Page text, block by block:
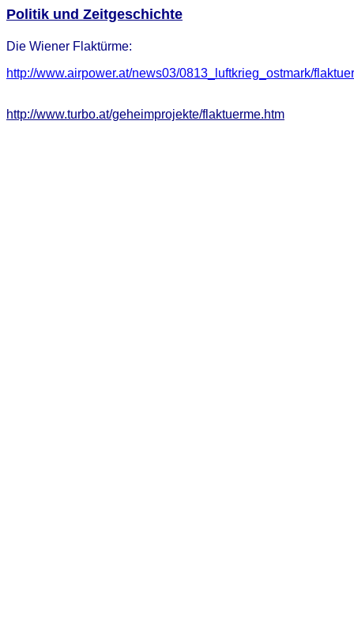
Politik und Zeitgeschichte
Die Wiener Flaktürme:
http://www.airpower.at/news03/0813_luftkrieg_ostmark/
http://www.turbo.at/geheimprojekte/flaktuerme.htm